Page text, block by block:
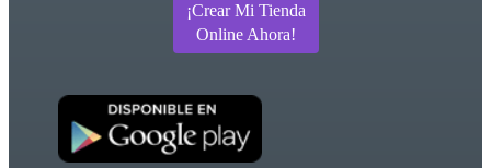
¡Crear Mi Tienda
Online Ahora!